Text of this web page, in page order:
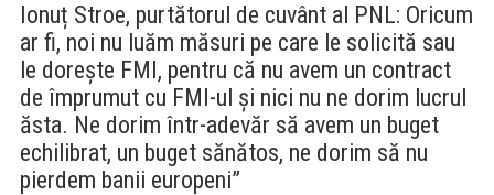
Ionuț Stroe, purtătorul de cuvânt al PNL: Oricum
ar fi, noi nu luăm măsuri pe care le solicită sau
le doreşte FMI, pentru că nu avem un contract
de împrumut cu FMI-ul şi nici nu ne dorim lucrul
ăsta. Ne dorim într-adevăr să avem un buget
echilibrat, un buget sănătos, ne dorim să nu
pierdem banii europeni”